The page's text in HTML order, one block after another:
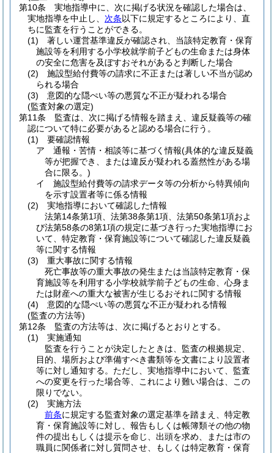
第10条
実地指導中に、次に掲げる状況を確認した場合は、
実地指導を中止し、 次条以下に規定するところにより、直
ちに監査を行うことができる。
(1)
著しい運営基準違反が確認され、当該特定教育・保育
施設等を利用する小学校就学前子どもの生命または身体
の安全に危害を及ぼすおそれがあると判断した場合
(2)
施設型給付費等の請求に不正または著しい不当が認め
られる場合
(3)
意図的な隠ぺい等の悪質な不正が疑われる場合
(監査対象の選定)
第11条
監査は、次に掲げる情報を踏まえ、違反疑義等の確
認について特に必要があると認める場合に行う。
(1)
要確認情報
ア
通報・苦情・相談等に基づく情報(具体的な違反疑義
等が把握でき、または違反が疑われる蓋然性がある場
合に限る。)
イ
施設型給付費等の請求データ等の分析から特異傾向
を示す設置者等に係る情報
(2)
実地指導において確認した情報
法第14条第1項、法第38条第1項、法第50条第1項およ
び法第58条の8第1項の規定に基づき行った実地指導にお
いて、特定教育・保育施設等について確認した違反疑義
等に関する情報
(3)
重大事故に関する情報
死亡事故等の重大事故の発生または当該特定教育・保
育施設等を利用する小学校就学前子どもの生命、心身ま
たは財産への重大な被害が生じるおそれに関する情報
(4)
意図的な隠ぺい等の悪質な不正が疑われる情報
(監査の方法等)
第12条
監査の方法等は、次に掲げるとおりとする。
(1)
実施通知
監査を行うことが決定したときは、監査の根拠規定、
目的、場所および準備すべき書類等を文書により設置者
等に対し通知する。ただし、実地指導中において、監査
への変更を行った場合等、これにより難い場合は、この
限りでない。
(2)
実施方法
前条に規定する監査対象の選定基準を踏まえ、特定教
育・保育施設等に対し、報告もしくは帳簿類その他の物
件の提出もしくは提示を命じ、出頭を求め、または市の
職員に関係者に対し質問させ、もしくは特定教育・保育